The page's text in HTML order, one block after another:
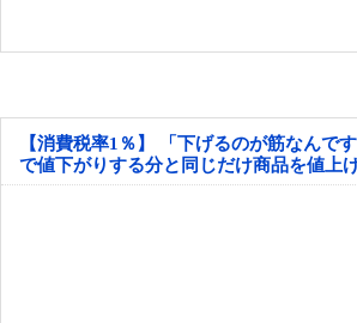
【消費税率1％】 「下げるのが筋なんで
で値下がりする分と同じだけ商品を値上
えない店も